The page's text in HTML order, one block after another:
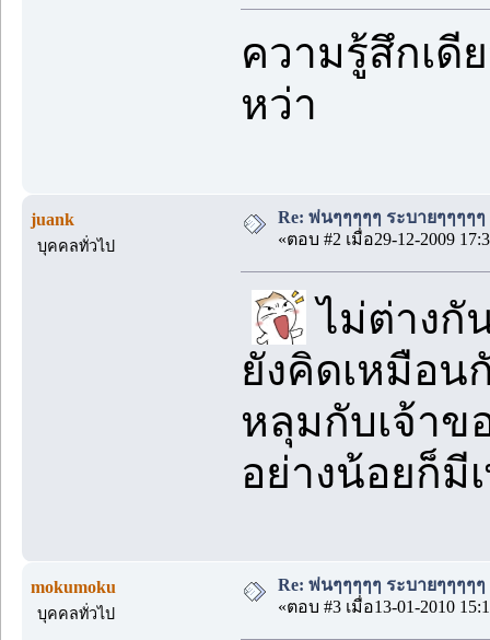
ความรู้สึกเดี
หว่า
juank
บุคคลทั่วไป
Re: พ่นๆๆๆๆๆ ระบายๆๆๆๆๆ
«ตอบ #2 เมื่อ29-12-2009
ไม่ต่างกั
ยังคิดเหมือน
หลุมกับเจ้าข
อย่างน้อยก็มี
mokumoku
บุคคลทั่วไป
Re: พ่นๆๆๆๆๆ ระบายๆๆๆๆๆ
«ตอบ #3 เมื่อ13-01-2010